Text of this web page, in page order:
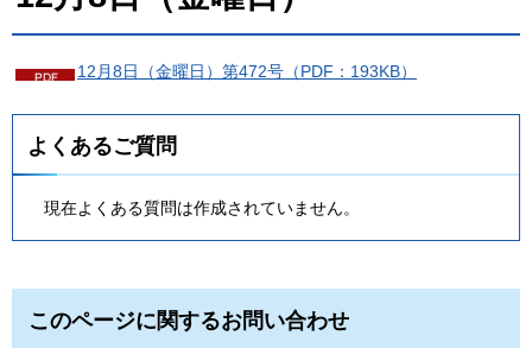
12月8日（金曜日）第472号（PDF：193KB）
よくあるご質問
現在よくある質問は作成されていません。
このページに関するお問い合わせ